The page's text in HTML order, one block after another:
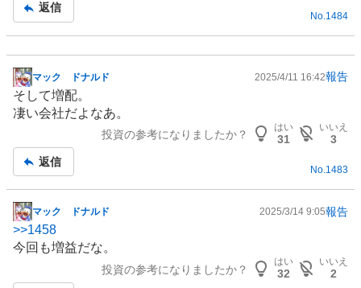
事
返信
No. 1484
掲
示
板
マック ドナルド 2025/4/11 16:42報告
そして増配。
凄い会社だよなあ。
投資の参考になりましたか？
はい
31
いいえ
3
返信
No.1483
掲
示
板
マック ドナルド 2025/3/14 9:05報告
>>1458
今回も増益だな。
投資の参考になりましたか？
はい
32
いいえ
2